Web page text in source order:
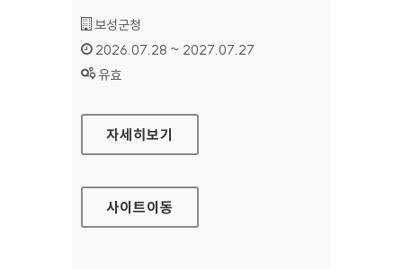
기관명 :
보성군청
인증기간 :
2026.07.28 ~ 2027.07.27
상태 :
유효
보성군청
자세히보기
사이트이동